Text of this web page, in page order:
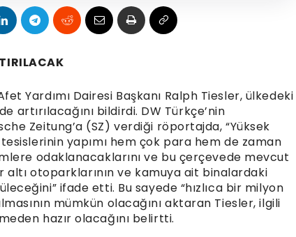
Yardımı Dairesi Başkanı Ralph Tiesler, ülkedeki
artırılacağını bildirdi. DW Türkçe’nin
Zeitung’a (SZ) verdiği röportajda, “Yüksek
yapımı hem çok para hem de zaman
odaklanacaklarını ve bu çerçevede mevcut
altı otoparklarının ve kamuya ait binalardaki
ifade etti. Bu sayede “hızlıca bir milyon
mümkün olacağını aktaran Tiesler, ilgili
hazır olacağını belirtti.